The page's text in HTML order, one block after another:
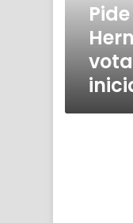
contra
iniciativa
Santis